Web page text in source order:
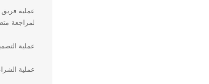
عملية فريق
لمراجعة
عملية
عملية